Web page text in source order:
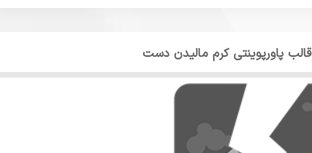
قالب پاورپوینتی کرم مالیدن دست